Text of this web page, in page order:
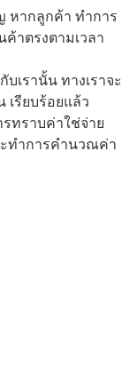
หากลูกค้า ทำการ
ค้าตรงตามเวลา
เรานั้น ทางเราจะ
เรียบร้อยแล้ว
ทราบค่าใช่จ่าย
ทำการคำนวณค่า